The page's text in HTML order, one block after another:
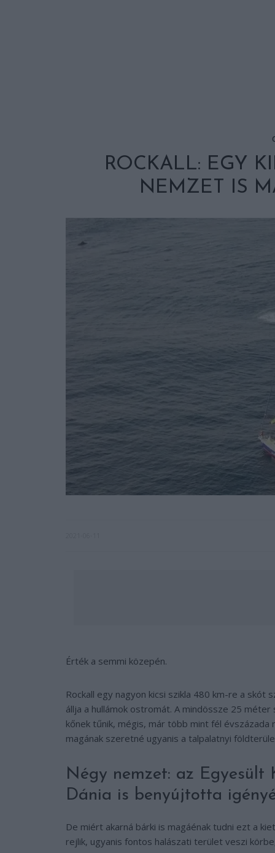
ROCKALL: EGY
NEMZET IS
Érték a semmi közepén.
Rockall egy nagyon kicsi szikla 480 km-re a
állja a hullámok ostromát. A mindössze 25
kőnek tűnik, mégis, már több mint fél
magának szeretné ugyanis a talpalatnyi
Négy nemzet: az Egyesült
Dánia is benyújtotta
De miért akarná bárki is magáénak tudni ezt a
rejlik, ugyanis fontos halászati terület veszi